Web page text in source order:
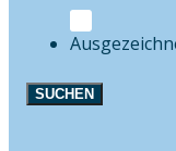
SUCHEN